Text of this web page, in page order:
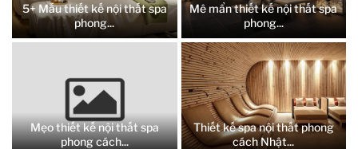
5+ Mẫu thiết kế nội thất spa
phong...
Mê mẩn thiết kế nội thất spa
phong...
Mẹo thiết kế nội thất spa
phong cách...
Thiết kế spa nội thất phong
cách Nhật...